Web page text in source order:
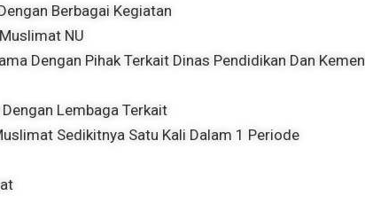
Berbagai Kegiatan
NU
Dengan Pihak Terkait Dinas Pendidikan Dan
Lembaga Terkait
Sedikitnya Satu Kali Dalam 1 Periode